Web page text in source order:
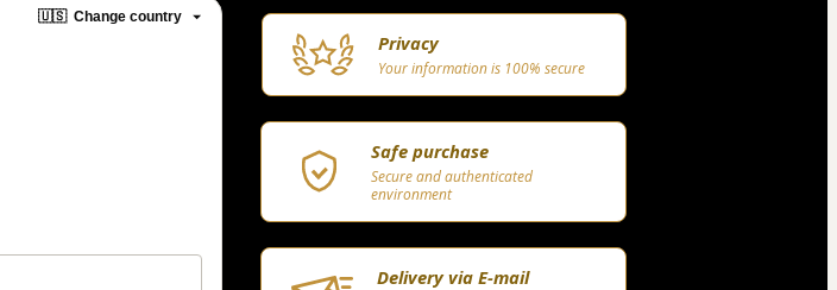
🇺🇸 Change country
Privacy
Your information is 100% secure
Safe purchase
Secure and authenticated
environment
Delivery via E-mail